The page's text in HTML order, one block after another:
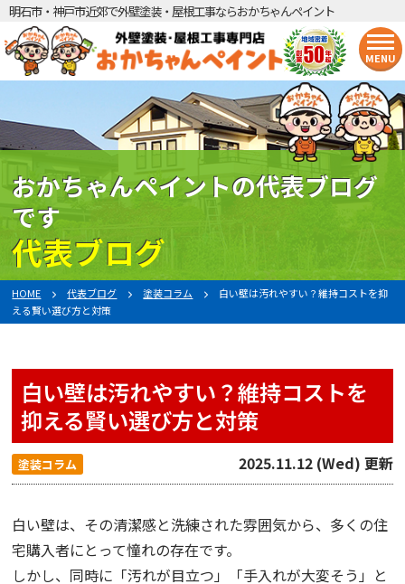
明石市・神戸市近郊で外壁塗装・屋根工事ならおかちゃんペイント
MENU
おかちゃんペイントの代表ブログ
です
代表ブログ
HOME 代表ブログ 塗装コラム
白い壁は汚れやすい？維持コストを抑
える賢い選び方と対策
白い壁は汚れやすい？維持コストを
抑える賢い選び方と対策
塗装コラム 2025.11.12 (Wed) 更新
白い壁は、その清潔感と洗練された雰囲気から、多くの住
宅購入者にとって憧れの存在です。
しかし、同時に「汚れが目立つ」「手入れが大変そう」と